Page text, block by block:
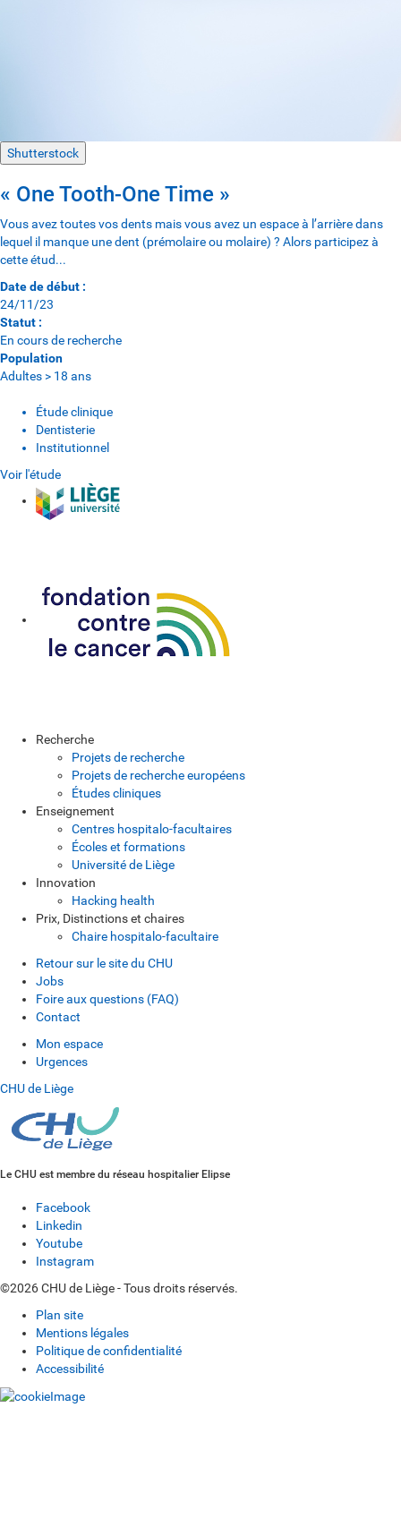
Shutterstock
« One Tooth-One Time »
Vous avez toutes vos dents mais vous avez un espace à l’arrière dans
lequel il manque une dent (prémolaire ou molaire) ? Alors participez à
cette étud...
Date de début :
24/11/23
Statut :
En cours de recherche
Population
Adultes > 18 ans
Étude clinique
Dentisterie
Institutionnel
Voir l'étude
Recherche
Projets de recherche
Projets de recherche européens
Études cliniques
Enseignement
Centres hospitalo-facultaires
Écoles et formations
Université de Liège
Innovation
Hacking health
Prix, Distinctions et chaires
Chaire hospitalo-facultaire
Retour sur le site du CHU
Jobs
Foire aux questions (FAQ)
Contact
Mon espace
Urgences
CHU de Liège
Le CHU est membre du réseau hospitalier Elipse
Facebook
Linkedin
Youtube
Instagram
©2026 CHU de Liège - Tous droits réservés.
Plan site
Mentions légales
Politique de confidentialité
Accessibilité